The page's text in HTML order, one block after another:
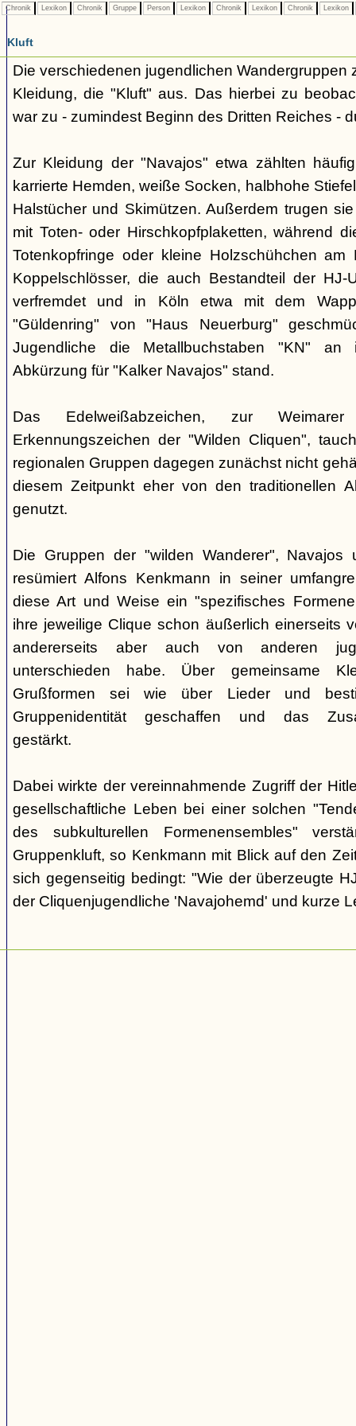
Chronik Lexikon Chronik Gruppe Person Lexikon Chronik Lexikon Chronik Lexikon
Kluft
Die verschiedenen jugendlichen Wandergruppen
Kleidung, die "Kluft" aus. Das hierbei zu
war zu - zumindest Beginn des Dritten Reiches -
Zur Kleidung der "Navajos" etwa zählten
karrierte Hemden, weiße Socken, halbhohe
Halstücher und Skimützen. Außerdem trugen
mit Toten- oder Hirschkopfplaketten, während
Totenkopfringe oder kleine Holzschühchen am
Koppelschlösser, die auch Bestandteil der HJ-
verfremdet und in Köln etwa mit dem
"Güldenring" von "Haus Neuerburg"
Jugendliche die Metallbuchstaben "KN"
Abkürzung für "Kalker Navajos" stand.
Das Edelweißabzeichen, zur
Erkennungszeichen der "Wilden Cliquen",
regionalen Gruppen dagegen zunächst nicht
diesem Zeitpunkt eher von den traditionellen
genutzt.
Die Gruppen der "wilden Wanderer", Navajos
resümiert Alfons Kenkmann in seiner
diese Art und Weise ein "spezifisches
ihre jeweilige Clique schon äußerlich einerseits
andererseits aber auch von anderen
unterschieden habe. Über gemeinsame
Grußformen sei wie über Lieder und
Gruppenidentität geschaffen und das
gestärkt.
Dabei wirkte der vereinnahmende Zugriff der
gesellschaftliche Leben bei einer solchen
des subkulturellen Formenensembles"
Gruppenkluft, so Kenkmann mit Blick auf den
sich gegenseitig bedingt: "Wie der überzeugte
der Cliquenjugendliche 'Navajohemd' und kurze